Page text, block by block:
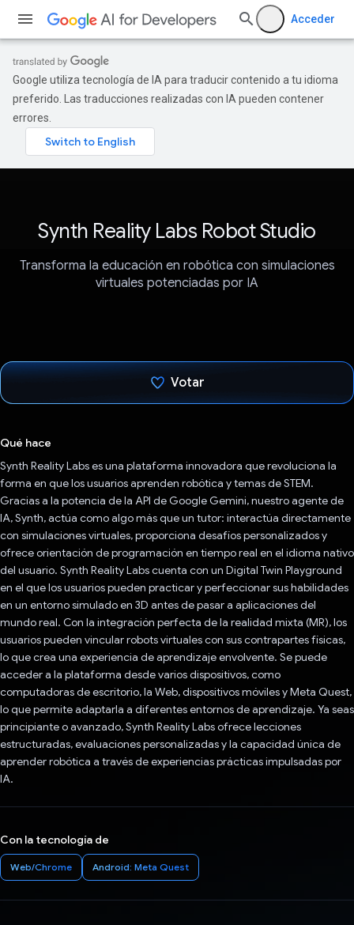
Acceder
Google utiliza tecnología de IA para traducir contenido a tu idioma
preferido. Las traducciones realizadas con IA pueden contener
errores.
Synth Reality Labs Robot Studio
Transforma la educación en robótica con simulaciones
virtuales potenciadas por IA
Votar
Qué hace
Synth Reality Labs es una plataforma innovadora que revoluciona la
forma en que los usuarios aprenden robótica y temas de STEM.
Gracias a la potencia de la API de Google Gemini, nuestro agente de
IA, Synth, actúa como algo más que un tutor: interactúa directamente
con simulaciones virtuales, proporciona desafíos personalizados y
ofrece orientación de programación en tiempo real en el idioma nativo
del usuario. Synth Reality Labs cuenta con un Digital Twin Playground
en el que los usuarios pueden practicar y perfeccionar sus habilidades
en un entorno simulado en 3D antes de pasar a aplicaciones del
mundo real. Con la integración perfecta de la realidad mixta (MR), los
usuarios pueden vincular robots virtuales con sus contrapartes físicas,
lo que crea una experiencia de aprendizaje envolvente. Se puede
acceder a la plataforma desde varios dispositivos, como
computadoras de escritorio, la Web, dispositivos móviles y Meta Quest,
lo que permite adaptarla a diferentes entornos de aprendizaje. Ya seas
principiante o avanzado, Synth Reality Labs ofrece lecciones
estructuradas, evaluaciones personalizadas y la capacidad única de
aprender robótica a través de experiencias prácticas impulsadas por
IA.
Con la tecnología de
Web/Chrome Android: Meta Quest